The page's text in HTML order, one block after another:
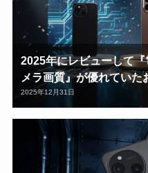
2025年にレビューして
メラ画質』が優れていた
2025年12月31日